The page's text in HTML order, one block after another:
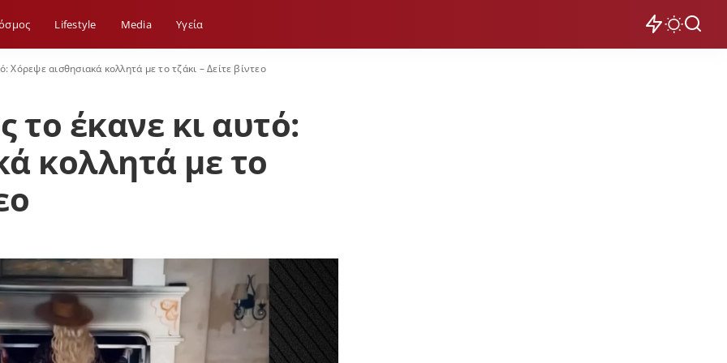
Lifestyle Media Yγεία
Χόρεψε αισθησιακά κολλητά με το τζάκι – Δείτε βίντεο
το έκανε κι αυτό:
κολλητά με το